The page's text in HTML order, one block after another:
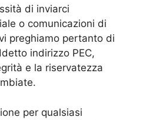
di inviarci
o comunicazioni di
preghiamo pertanto di
indirizzo PEC,
e la riservatezza
per qualsiasi